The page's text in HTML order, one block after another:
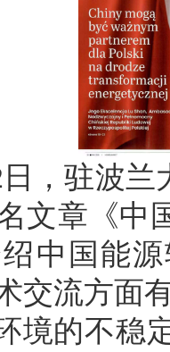
日，驻波
文章《中
中国能
交流方面
境的不稳